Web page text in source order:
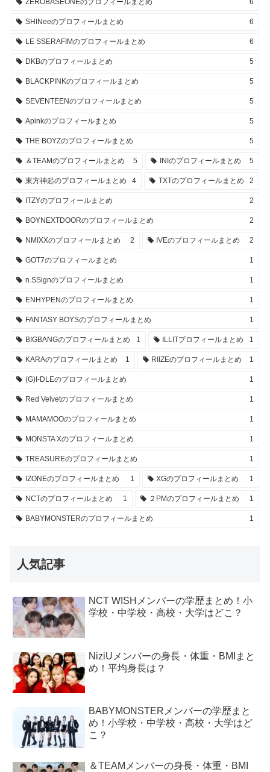
ZEROBASEONEのプロフィールまとめ 6
SHINeeのプロフィールまとめ 6
LE SSERAFIMのプロフィールまとめ 6
DKBのプロフィールまとめ 5
BLACKPINKのプロフィールまとめ 5
SEVENTEENのプロフィールまとめ 5
Apinkのプロフィールまとめ 5
THE BOYZのプロフィールまとめ 5
＆TEAMのプロフィールまとめ 5 INIのプロフィールまとめ 5
東方神起のプロフィールまとめ 4 TXTのプロフィールまとめ 2
ITZYのプロフィールまとめ 2
BOYNEXTDOORのプロフィールまとめ 2
NMIXXのプロフィールまとめ 2 IVEのプロフィールまとめ 2
GOT7のプロフィールまとめ 1
n.SSignのプロフィールまとめ 1
ENHYPENのプロフィールまとめ 1
FANTASY BOYSのプロフィールまとめ 1
BIGBANGのプロフィールまとめ 1 ILLITプロフィールまとめ 1
KARAのプロフィールまとめ 1 RIIZEのプロフィールまとめ 1
(G)I-DLEのプロフィールまとめ 1
Red Velvetのプロフィールまとめ 1
MAMAMOOのプロフィールまとめ 1
MONSTA Xのプロフィールまとめ 1
TREASUREのプロフィールまとめ 1
IZONEのプロフィールまとめ 1 XGのプロフィールまとめ 1
NCTのプロフィールまとめ 1 ２PMのプロフィールまとめ 1
BABYMONSTERのプロフィールまとめ 1
人気記事
NCT WISHメンバーの学歴まとめ！小
学校・中学校・高校・大学はどこ？
NiziUメンバーの身長・体重・BMIまと
め！平均身長は？
BABYMONSTERメンバーの学歴まと
め！小学校・中学校・高校・大学はど
こ？
＆TEAMメンバーの身長・体重・BMI